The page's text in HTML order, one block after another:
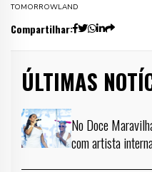
TOMORROWLAND
Compartilhar:
ÚLTIMAS
No Doce
com artista